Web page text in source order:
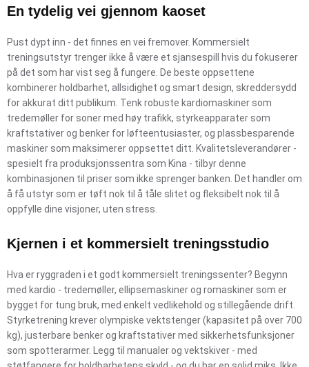
En tydelig vei gjennom kaoset
Pust dypt inn - det finnes en vei fremover. Kommersielt
treningsutstyr trenger ikke å være et sjansespill hvis du fokuserer
på det som har vist seg å fungere. De beste oppsettene
kombinerer holdbarhet, allsidighet og smart design, skreddersydd
for akkurat ditt publikum. Tenk robuste kardiomaskiner som
tredemøller for soner med høy trafikk, styrkeapparater som
kraftstativer og benker for løfteentusiaster, og plassbesparende
maskiner som maksimerer oppsettet ditt. Kvalitetsleverandører -
spesielt fra produksjonssentra som Kina - tilbyr denne
kombinasjonen til priser som ikke sprenger banken. Det handler om
å få utstyr som er tøft nok til å tåle slitet og fleksibelt nok til å
oppfylle dine visjoner, uten stress.
Kjernen i et kommersielt treningsstudio
Hva er ryggraden i et godt kommersielt treningssenter? Begynn
med kardio - tredemøller, ellipsemaskiner og romaskiner som er
bygget for tung bruk, med enkelt vedlikehold og stillegående drift.
Styrketrening krever olympiske vektstenger (kapasitet på over 700
kg), justerbare benker og kraftstativer med sikkerhetsfunksjoner
som spotterarmer. Legg til manualer og vektskiver - med